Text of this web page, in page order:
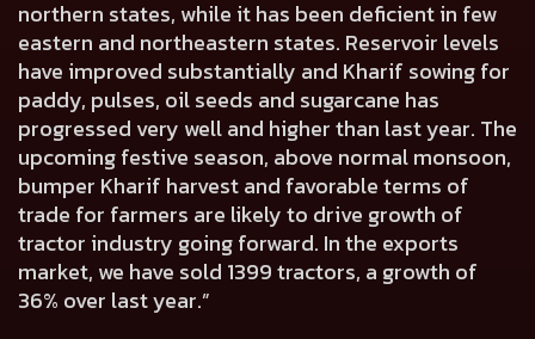
northern states, while it has been deficient in few
eastern and northeastern states. Reservoir levels
have improved substantially and Kharif sowing for
paddy, pulses, oil seeds and sugarcane has
progressed very well and higher than last year. The
upcoming festive season, above normal monsoon,
bumper Kharif harvest and favorable terms of
trade for farmers are likely to drive growth of
tractor industry going forward. In the exports
market, we have sold 1399 tractors, a growth of
36% over last year.”